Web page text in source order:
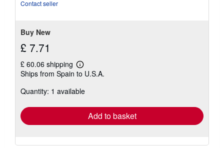
Contact seller
Buy New
£ 7.71
£ 60.06 shipping
Learn
more
shipping
Ships from Spain to U.S.A.
Quantity: 1 available
Add to basket